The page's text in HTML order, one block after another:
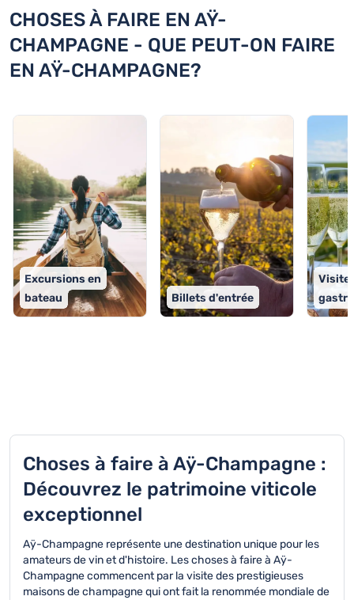
CHOSES À FAIRE EN AŸ-
CHAMPAGNE - QUE PEUT-ON FAIRE
EN AŸ-CHAMPAGNE?
Excursions en
bateau
Billets d'entrée
Choses à faire à Aÿ-Champagne :
Découvrez le patrimoine viticole
exceptionnel
Aÿ-Champagne représente une destination unique pour les
amateurs de vin et d'histoire. Les choses à faire à Aÿ-
Champagne commencent par la visite des prestigieuses
maisons de champagne qui ont fait la renommée mondiale de